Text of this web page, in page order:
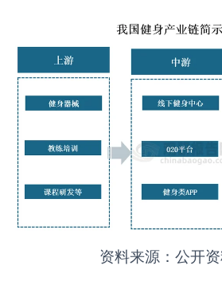
资料来源：公开